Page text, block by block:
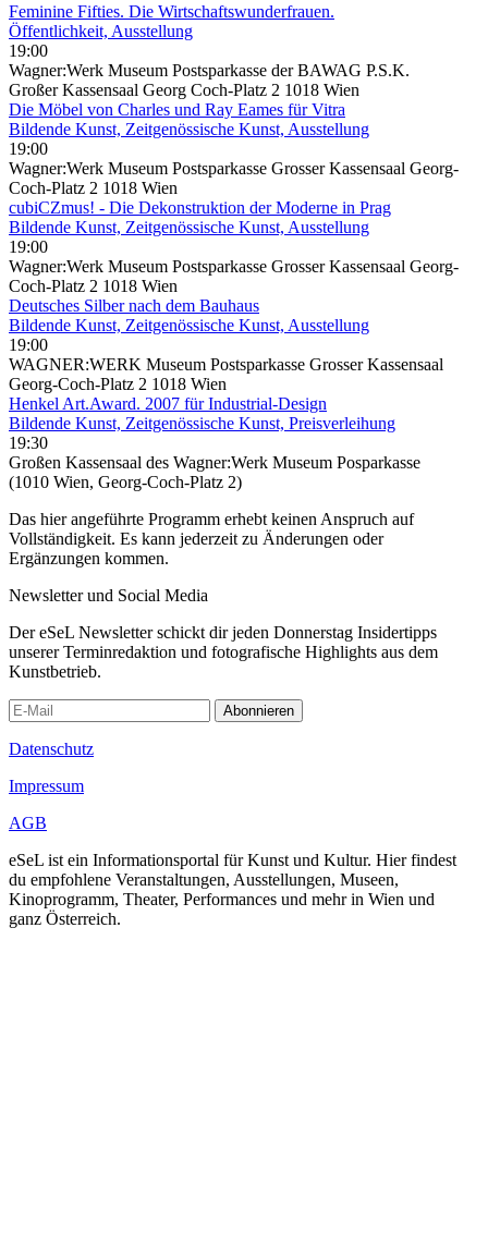
Feminine Fifties. Die Wirtschaftswunderfrauen.
Öffentlichkeit, Ausstellung
19:00
Wagner:Werk Museum Postsparkasse der BAWAG P.S.K.
Großer Kassensaal Georg Coch-Platz 2 1018 Wien
Die Möbel von Charles und Ray Eames für Vitra
Bildende Kunst, Zeitgenössische Kunst, Ausstellung
19:00
Wagner:Werk Museum Postsparkasse Grosser Kassensaal Georg-
Coch-Platz 2 1018 Wien
cubiCZmus! - Die Dekonstruktion der Moderne in Prag
Bildende Kunst, Zeitgenössische Kunst, Ausstellung
19:00
Wagner:Werk Museum Postsparkasse Grosser Kassensaal Georg-
Coch-Platz 2 1018 Wien
Deutsches Silber nach dem Bauhaus
Bildende Kunst, Zeitgenössische Kunst, Ausstellung
19:00
WAGNER:WERK Museum Postsparkasse Grosser Kassensaal
Georg-Coch-Platz 2 1018 Wien
Henkel Art.Award. 2007 für Industrial-Design
Bildende Kunst, Zeitgenössische Kunst, Preisverleihung
19:30
Großen Kassensaal des Wagner:Werk Museum Posparkasse
(1010 Wien, Georg-Coch-Platz 2)
Das hier angeführte Programm erhebt keinen Anspruch auf
Vollständigkeit. Es kann jederzeit zu Änderungen oder
Ergänzungen kommen.
Newsletter und Social Media
Der eSeL Newsletter schickt dir jeden Donnerstag Insidertipps
unserer Terminredaktion und fotografische Highlights aus dem
Kunstbetrieb.
Abonnieren
Datenschutz
Impressum
AGB
eSeL ist ein Informationsportal für Kunst und Kultur. Hier findest
du empfohlene Veranstaltungen, Ausstellungen, Museen,
Kinoprogramm, Theater, Performances und mehr in Wien und
ganz Österreich.